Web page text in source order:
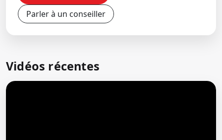
Parler à un conseiller
Vidéos récentes